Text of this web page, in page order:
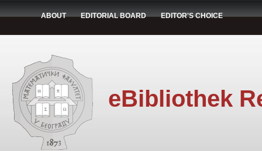
ABOUT EDITORIAL BOARD EDITOR'S CHOICE
eBibliothek